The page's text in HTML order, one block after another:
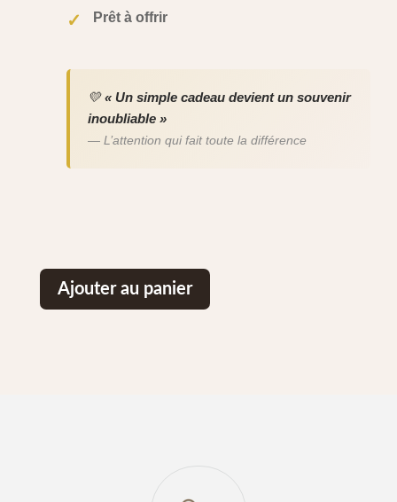
✓ Prêt à offrir
💛« Un simple cadeau devient un souvenir
inoubliable »
— L’attention qui fait toute la différence
Ajouter au panier